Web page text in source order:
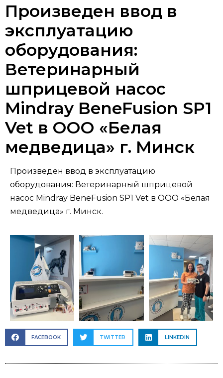
Произведен ввод в
эксплуатацию
оборудования:
Ветеринарный
шприцевой насос
Mindray BeneFusion SP1
Vet в ООО «Белая
медведица» г. Минск
Произведен ввод в эксплуатацию
оборудования: Ветеринарный шприцевой
насос Mindray BeneFusion SP1 Vet в ООО «Белая
медведица» г. Минск.
FACEBOOK TWITTER LINKEDIN